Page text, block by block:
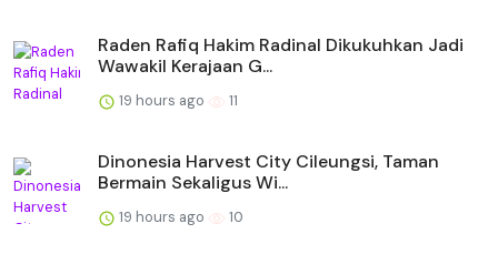
Raden Rafiq Hakim Radinal Dikukuhkan Jadi
Wawakil Kerajaan G...
19 hours ago 11
Dinonesia Harvest City Cileungsi, Taman
Bermain Sekaligus Wi...
19 hours ago 10